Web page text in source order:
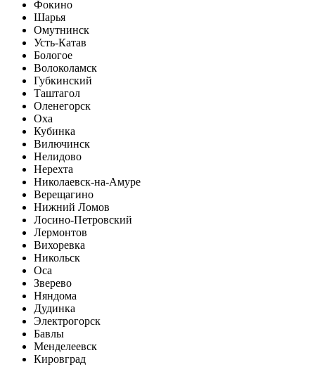
Фокино
Шарья
Омутнинск
Усть-Катав
Бологое
Волоколамск
Губкинский
Таштагол
Оленегорск
Оха
Кубинка
Вилючинск
Нелидово
Нерехта
Николаевск-на-Амуре
Верещагино
Нижний Ломов
Лосино-Петровский
Лермонтов
Вихоревка
Никольск
Оса
Зверево
Няндома
Дудинка
Электрогорск
Бавлы
Менделеевск
Кировград